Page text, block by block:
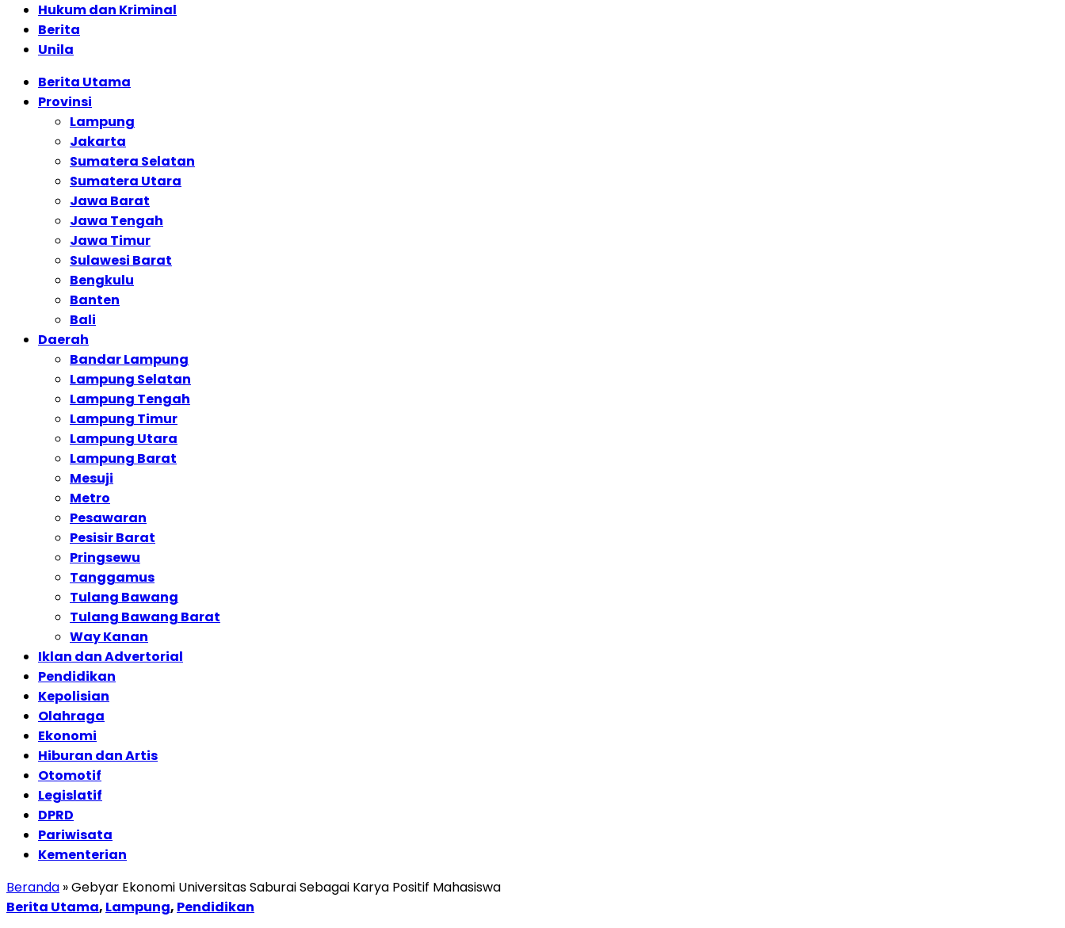
Hukum dan Kriminal
Berita
Unila
Berita Utama
Provinsi
Lampung
Jakarta
Sumatera Selatan
Sumatera Utara
Jawa Barat
Jawa Tengah
Jawa Timur
Sulawesi Barat
Bengkulu
Banten
Bali
Daerah
Bandar Lampung
Lampung Selatan
Lampung Tengah
Lampung Timur
Lampung Utara
Lampung Barat
Mesuji
Metro
Pesawaran
Pesisir Barat
Pringsewu
Tanggamus
Tulang Bawang
Tulang Bawang Barat
Way Kanan
Iklan dan Advertorial
Pendidikan
Kepolisian
Olahraga
Ekonomi
Hiburan dan Artis
Otomotif
Legislatif
DPRD
Pariwisata
Kementerian
Beranda »Gebyar Ekonomi Universitas Saburai Sebagai Karya Positif Mahasiswa
Berita Utama, Lampung, Pendidikan